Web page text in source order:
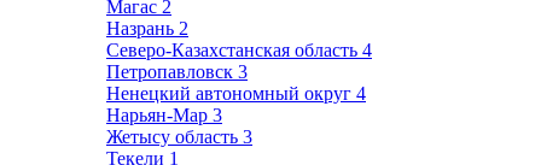
Магас 2
Назрань 2
Северо-Казахстанская область 4
Петропавловск 3
Ненецкий автономный округ 4
Нарьян-Мар 3
Жетысу область 3
Текели 1